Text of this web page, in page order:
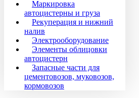
Маркировка
автоцистерны и груза
Рекуперация и нижний
налив
Электрооборудование
Элементы облицовки
автоцистерн
Запасные части для
цементовозов, муковозов,
кормовозов